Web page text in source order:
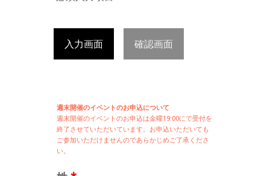
入力画面 確認画面
週末開催のイベントのお申込について
週末開催のイベントのお申込は金曜19:00にて受付を
終了させていただいています。お申込いただいても
ご参加いただけませんのであらかじめご了承くださ
い。